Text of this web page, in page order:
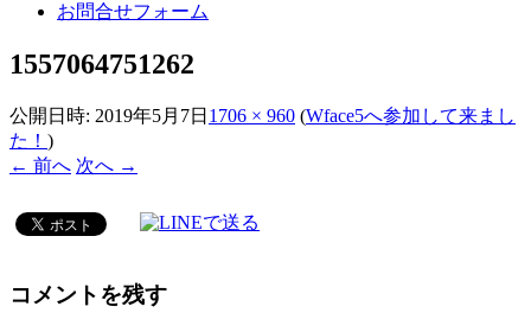
お問合せフォーム
1557064751262
公開日時: 2019年5月7日 1706 × 960 (Wface5へ参加して来まし
た！ )
← 前へ 次へ →
コメントを残す